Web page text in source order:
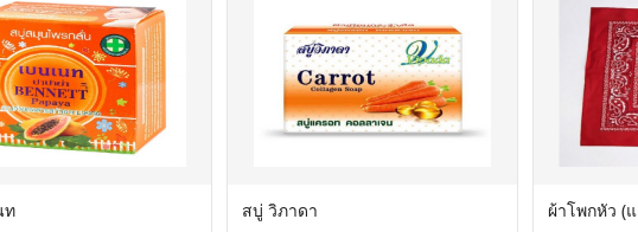
ท สบู่ วิภาดา ผ้าโพกหัว (